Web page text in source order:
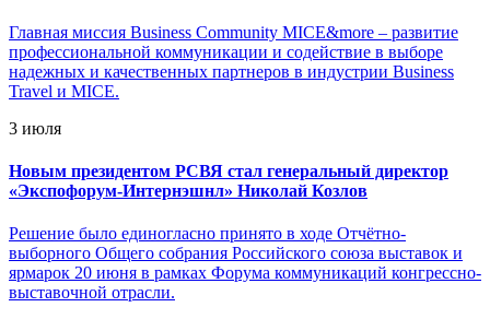
Главная миссия Business Community MICE&more – развитие
профессиональной коммуникации и содействие в выборе
надежных и качественных партнеров в индустрии Business
Travel и MICE.
3 июля
Новым президентом РСВЯ стал генеральный директор
«Экспофорум-Интернэшнл» Николай Козлов
Решение было единогласно принято в ходе Отчётно-
выборного Общего собрания Российского союза выставок и
ярмарок 20 июня в рамках Форума коммуникаций конгрессно-
выставочной отрасли.